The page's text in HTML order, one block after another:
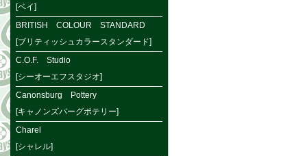
[ベイ]
BRITISH COLOUR STANDARD
[ブリティッシュカラースタンダード]
C.O.F. Studio
[シーオーエフスタジオ]
Canonsburg Pottery
[キャノンズバーグポテリー]
Charel
[シャレル]